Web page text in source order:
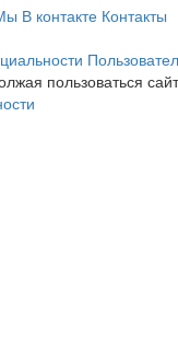
В контакте Контакты
пользоваться